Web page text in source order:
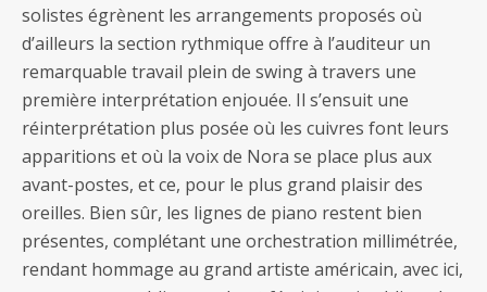
solistes égrènent les arrangements proposés où
d’ailleurs la section rythmique offre à l’auditeur un
remarquable travail plein de swing à travers une
première interprétation enjouée. Il s’ensuit une
réinterprétation plus posée où les cuivres font leurs
apparitions et où la voix de Nora se place plus aux
avant-postes, et ce, pour le plus grand plaisir des
oreilles. Bien sûr, les lignes de piano restent bien
présentes, complétant une orchestration millimétrée,
rendant hommage au grand artiste américain, avec ici,